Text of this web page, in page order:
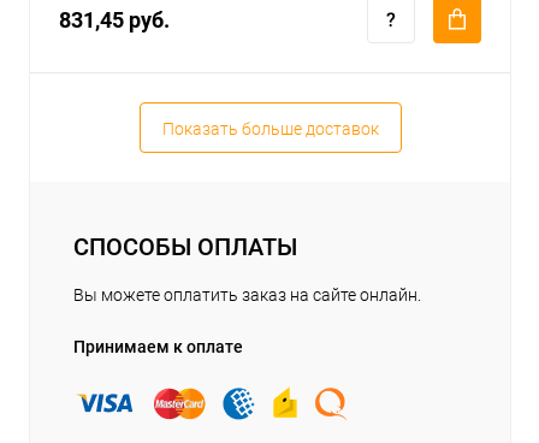
831,45 руб.
Показать больше доставок
СПОСОБЫ ОПЛАТЫ
Вы можете оплатить заказ на сайте онлайн.
Принимаем к оплате